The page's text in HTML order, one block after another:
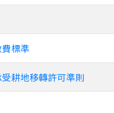
標準
耕地移轉許可準則